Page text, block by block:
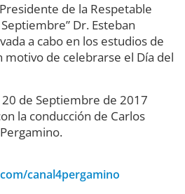
de la Respetable
Dr. Esteban
a cabo en los estudios de
motivo de celebrarse el Día del
de Septiembre de 2017
la conducción de Carlos
canal4pergamino